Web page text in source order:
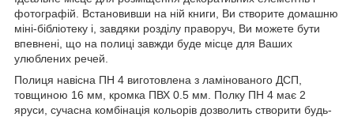
фотографій. Встановивши на ній книги, Ви створите домашню
міні-бібліотеку і, завдяки розділу праворуч, Ви можете бути
впевнені, що на полиці завжди буде місце для Ваших
улюблених речей.
Полиця навісна ПН 4 виготовлена з ламінованого ДСП,
товщиною 16 мм, кромка ПВХ 0.5 мм. Полку ПН 4 має 2
яруси, сучасна комбінація кольорів дозволить створити будь-